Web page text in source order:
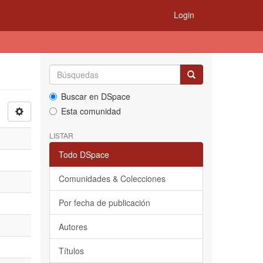
Login
Buscar en DSpace
Esta comunidad
LISTAR
Todo DSpace
Comunidades & Colecciones
Por fecha de publicación
Autores
Títulos